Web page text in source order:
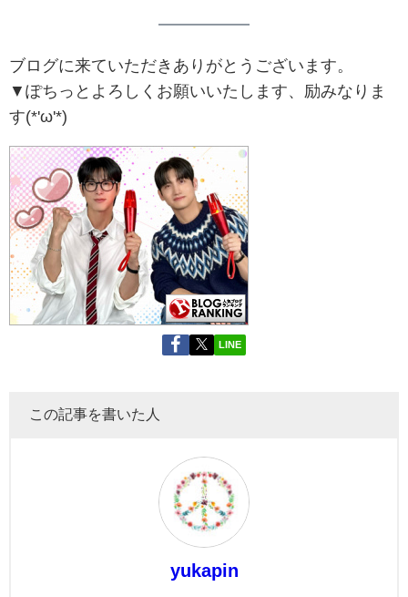
ブログに来ていただきありがとうございます。
▼ぽちっとよろしくお願いいたします、励みなりま
す(*'ω'*)
LINE
この記事を書いた人
yukapin